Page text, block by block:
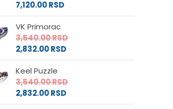
7,120.00RSD
VK Primorac
3,540.00RSD
2,832.00RSD
Keel Puzzle
3,540.00RSD
2,832.00RSD